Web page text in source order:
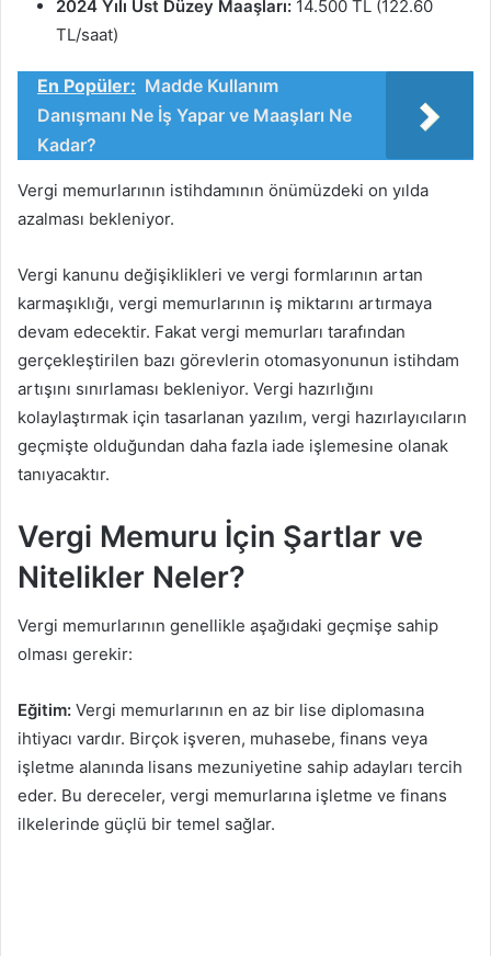
2024 Yılı Üst Düzey Maaşları: 14.500 TL (122.60
TL/saat)
En Popüler: Madde Kullanım
Danışmanı Ne İş Yapar ve Maaşları Ne
Kadar?
Vergi memurlarının istihdamının önümüzdeki on yılda
azalması bekleniyor.
Vergi kanunu değişiklikleri ve vergi formlarının artan
karmaşıklığı, vergi memurlarının iş miktarını artırmaya
devam edecektir. Fakat vergi memurları tarafından
gerçekleştirilen bazı görevlerin otomasyonunun istihdam
artışını sınırlaması bekleniyor. Vergi hazırlığını
kolaylaştırmak için tasarlanan yazılım, vergi hazırlayıcıların
geçmişte olduğundan daha fazla iade işlemesine olanak
tanıyacaktır.
Vergi Memuru İçin Şartlar ve
Nitelikler Neler?
Vergi memurlarının genellikle aşağıdaki geçmişe sahip
olması gerekir:
Eğitim: Vergi memurlarının en az bir lise diplomasına
ihtiyacı vardır. Birçok işveren, muhasebe, finans veya
işletme alanında lisans mezuniyetine sahip adayları tercih
eder. Bu dereceler, vergi memurlarına işletme ve finans
ilkelerinde güçlü bir temel sağlar.